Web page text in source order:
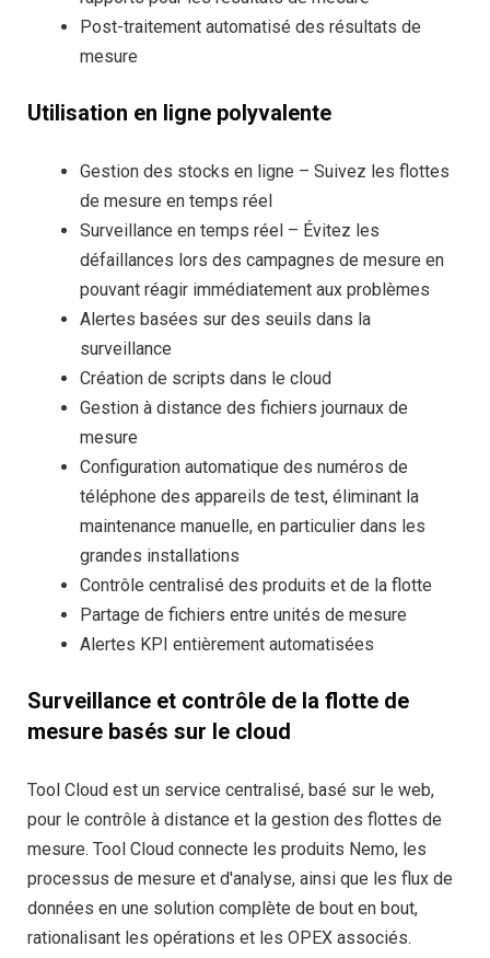
Post-traitement automatisé des résultats de
mesure
Utilisation en ligne polyvalente
Gestion des stocks en ligne – Suivez les flottes
de mesure en temps réel
Surveillance en temps réel – Évitez les
défaillances lors des campagnes de mesure en
pouvant réagir immédiatement aux problèmes
Alertes basées sur des seuils dans la
surveillance
Création de scripts dans le cloud
Gestion à distance des fichiers journaux de
mesure
Configuration automatique des numéros de
téléphone des appareils de test, éliminant la
maintenance manuelle, en particulier dans les
grandes installations
Contrôle centralisé des produits et de la flotte
Partage de fichiers entre unités de mesure
Alertes KPI entièrement automatisées
Surveillance et contrôle de la flotte de
mesure basés sur le cloud
Tool Cloud est un service centralisé, basé sur le web,
pour le contrôle à distance et la gestion des flottes de
mesure. Tool Cloud connecte les produits Nemo, les
processus de mesure et d'analyse, ainsi que les flux de
données en une solution complète de bout en bout,
rationalisant les opérations et les OPEX associés.